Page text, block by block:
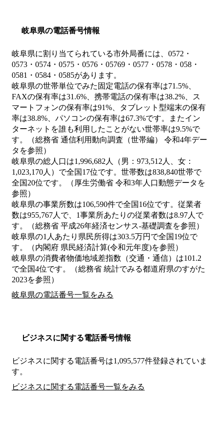
岐阜県の電話番号情報
岐阜県に割り当てられている市外局番には、0572・
0573・0574・0575・0576・05769・0577・0578・058・
0581・0584・0585があります。
岐阜県の世帯単位でみた固定電話の保有率は71.5%、
FAXの保有率は31.6%、携帯電話の保有率は38.2%、ス
マートフォンの保有率は91%、タブレット型端末の保有
率は38.8%、パソコンの保有率は67.3%です。またイン
ターネットを誰も利用したことがない世帯率は9.5%で
す。（総務省 通信利用動向調査（世帯編） 令和4年デー
タを参照）
岐阜県の総人口は1,996,682人（男：973,512人、女：
1,023,170人）で全国17位です。世帯数は838,840世帯で
全国20位です。（厚生労働省 令和3年人口動態データを
参照）
岐阜県の事業所数は106,590件で全国16位です。従業者
数は955,767人で、1事業所あたりの従業者数は8.97人で
す。（総務省 平成26年経済センサス‐基礎調査を参照）
岐阜県の1人あたり県民所得は303.5万円で全国19位で
す。（内閣府 県民経済計算(令和元年度)を参照）
岐阜県の消費者物価地域差指数（交通・通信）は101.2
で全国4位です。（総務省 統計でみる都道府県のすがた
2023を参照）
岐阜県の電話番号一覧をみる
ビジネスに関する電話番号情報
ビジネスに関する電話番号は1,095,577件登録されていま
す。
ビジネスに関する電話番号一覧をみる